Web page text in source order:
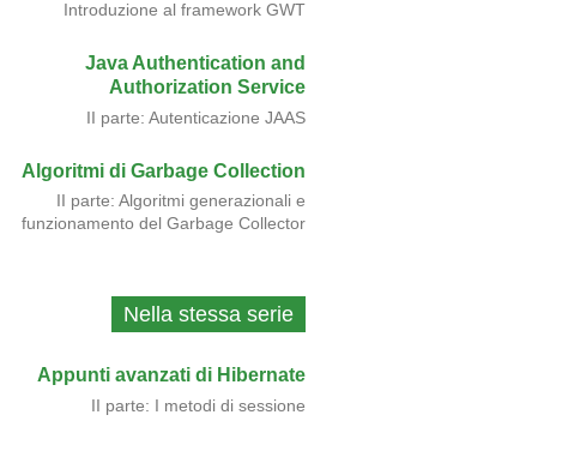
Introduzione al framework GWT
Java Authentication and
Authorization Service
II parte: Autenticazione JAAS
Algoritmi di Garbage Collection
II parte: Algoritmi generazionali e
funzionamento del Garbage Collector
Nella stessa serie
Appunti avanzati di Hibernate
II parte: I metodi di sessione